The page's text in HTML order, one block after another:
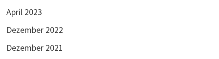
April 2023
Dezember 2022
Dezember 2021